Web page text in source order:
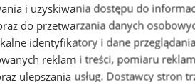
lokalne
samochodowe do -70%!
i uzyskiwania dostępu do
do przetwarzania danych
identyfikatory i dane
reklam i treści, pomiaru
ulepszania usług. Dostawcy stron